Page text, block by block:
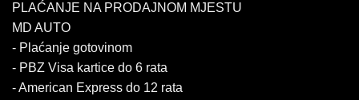
PLAĆANJE NA PRODAJNOM MJESTU
MD AUTO
- Plaćanje gotovinom
- PBZ Visa kartice do 6 rata
- American Express do 12 rata